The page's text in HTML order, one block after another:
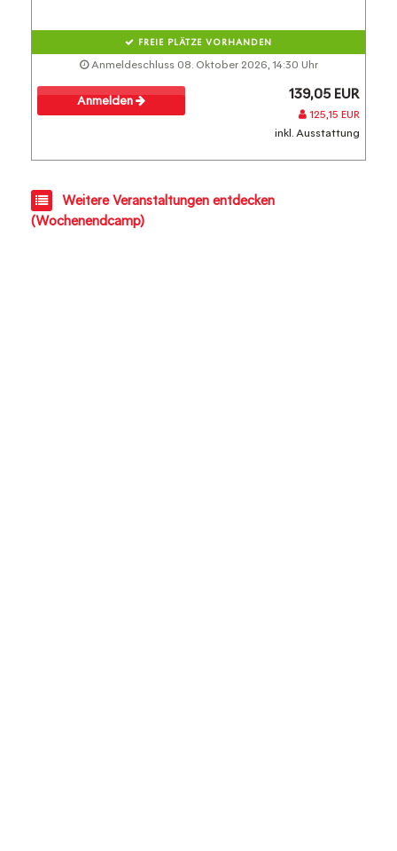
FREIE PLÄTZE VORHANDEN
Anmeldeschluss 08. Oktober 2026, 14:30 Uhr
Anmelden 139,05 EUR
125,15 EUR
inkl. Ausstattung
Weitere Veranstaltungen entdecken
(Wochenendcamp)